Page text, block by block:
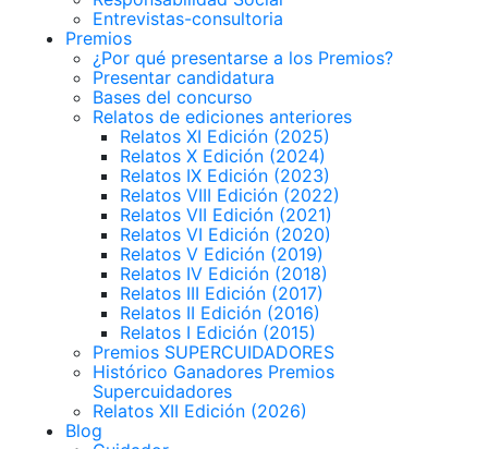
Entrevistas-consultoria
Premios
¿Por qué presentarse a los Premios?
Presentar candidatura
Bases del concurso
Relatos de ediciones anteriores
Relatos XI Edición (2025)
Relatos X Edición (2024)
Relatos IX Edición (2023)
Relatos VIII Edición (2022)
Relatos VII Edición (2021)
Relatos VI Edición (2020)
Relatos V Edición (2019)
Relatos IV Edición (2018)
Relatos III Edición (2017)
Relatos II Edición (2016)
Relatos I Edición (2015)
Premios SUPERCUIDADORES
Histórico Ganadores Premios
Supercuidadores
Relatos XII Edición (2026)
Blog